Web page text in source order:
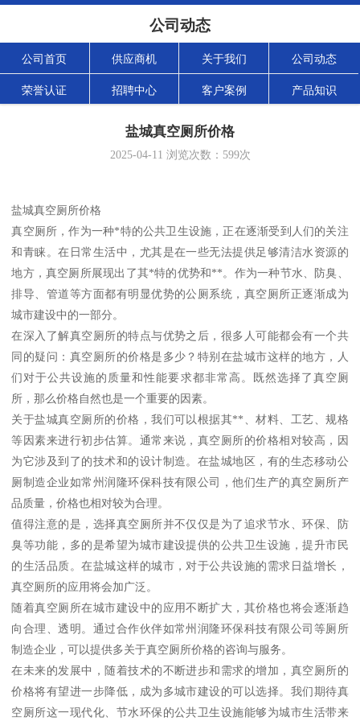
公司动态
公司首页 供应商机 关于我们 公司动态
荣誉认证 招聘中心 客户案例 产品知识
盐城真空厕所价格
2025-04-11 浏览次数： 599次
盐城真空厕所价格
真空厕所，作为一种*特的公共卫生设施，正在逐渐受到人们的关注
和青睐。在日常生活中，尤其是在一些无法提供足够清洁水资源的
地方，真空厕所展现出了其*特的优势和**。作为一种节水、防臭、
排导、管道等方面都有明显优势的公厕系统，真空厕所正逐渐成为
城市建设中的一部分。
在深入了解真空厕所的特点与优势之后，很多人可能都会有一个共
同的疑问：真空厕所的价格是多少？特别在盐城市这样的地方，人
们对于公共设施的质量和性能要求都非常高。既然选择了真空厕
所，那么价格自然也是一个重要的因素。
关于盐城真空厕所的价格，我们可以根据其**、材料、工艺、规格
等因素来进行初步估算。通常来说，真空厕所的价格相对较高，因
为它涉及到了的技术和的设计制造。在盐城地区，有的生态移动公
厕制造企业如常州润隆环保科技有限公司，他们生产的真空厕所产
品质量，价格也相对较为合理。
值得注意的是，选择真空厕所并不仅仅是为了追求节水、环保、防
臭等功能，多的是希望为城市建设提供的公共卫生设施，提升市民
的生活品质。在盐城这样的城市，对于公共设施的需求日益增长，
真空厕所的应用将会加广泛。
随着真空厕所在城市建设中的应用不断扩大，其价格也将会逐渐趋
向合理、透明。通过合作伙伴如常州润隆环保科技有限公司等厕所
制造企业，可以提供多关于真空厕所价格的咨询与服务。
在未来的发展中，随着技术的不断进步和需求的增加，真空厕所的
价格将有望进一步降低，成为多城市建设的可以选择。我们期待真
空厕所这一现代化、节水环保的公共卫生设施能够为城市生活带来